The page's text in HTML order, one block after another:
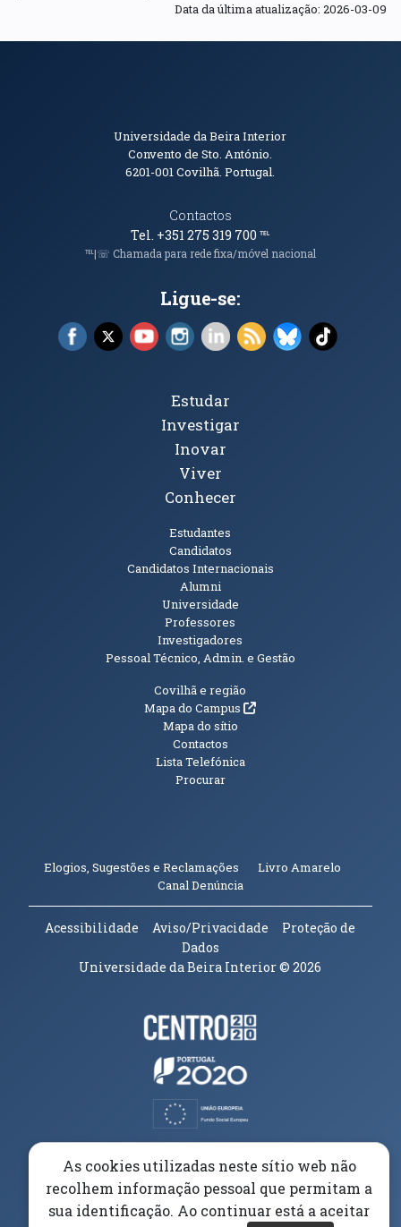
Data da última atualização: 2026-03-09
Informações de Contacto
Universidade da Beira Interior
Convento de Sto. António.
6201-001Covilhã. Portugal.
Contactos
Tel. +351 275 319 700℡
℡|☏ Chamada para rede fixa/móvel nacional
Ligue-se:
Facebook (abre em nova janela)
X (abre em nova janela)
YouTube (abre em nova janela)
Instagram (abre em nova janela)
LinkedIn (abre em nova
RSS (abre em nova
Bluesky (abre
TikTok
Tópicos Principais
Estudar
Investigar
Inovar
Viver
Conhecer
Estudantes
Candidatos
Candidatos Internacionais
Alumni
Universidade
Professores
Investigadores
Pessoal Técnico, Admin. e Gestão
Informações Adicionais
Covilhã e região
Mapa do Campus(abre em nova janela)
Mapa do sítio
Contactos
Lista Telefónica
Procurar
Elogios, Sugestões e Reclamações Livro Amarelo
Canal Denúncia(abre em nova janela)
Acessibilidade Aviso/Privacidade
Proteção de
Dados
Universidade da Beira Interior© 2026
Parceiros e Financiadores
(abre em nova janela)
As cookies utilizadas neste sítio web não
recolhem informação pessoal que permitam a
sua identificação. Ao continuar está a aceitar